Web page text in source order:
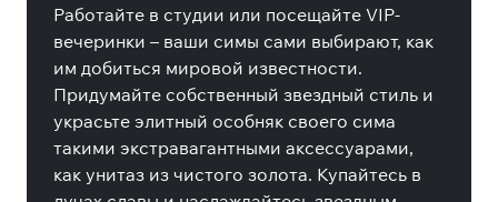
Работайте в студии или посещайте VIP-
вечеринки – ваши симы сами выбирают, как
им добиться мировой известности.
Придумайте собственный звездный стиль и
украсьте элитный особняк своего сима
такими экстравагантными аксессуарами,
как унитаз из чистого золота. Купайтесь в